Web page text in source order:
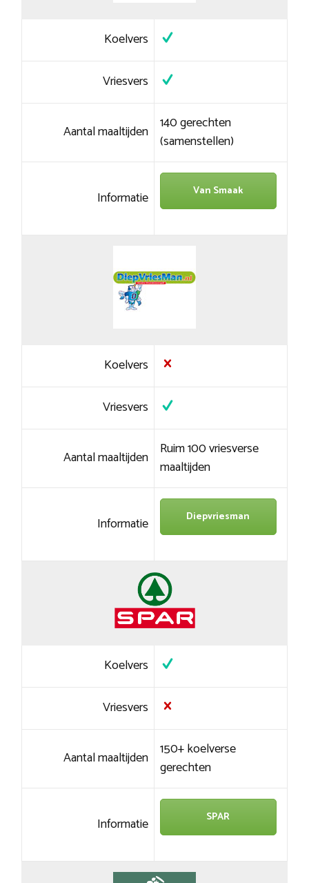
Koelvers
Vriesvers
Aantal maaltijden 140 gerechten
(samenstellen)
Informatie Van Smaak
Koelvers
Vriesvers
Aantal maaltijden Ruim 100 vriesverse
maaltijden
Informatie Diepvriesman
Koelvers
Vriesvers
Aantal maaltijden 150+ koelverse
gerechten
Informatie SPAR